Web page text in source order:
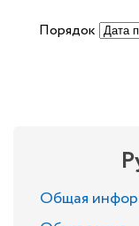
Порядок
Общая